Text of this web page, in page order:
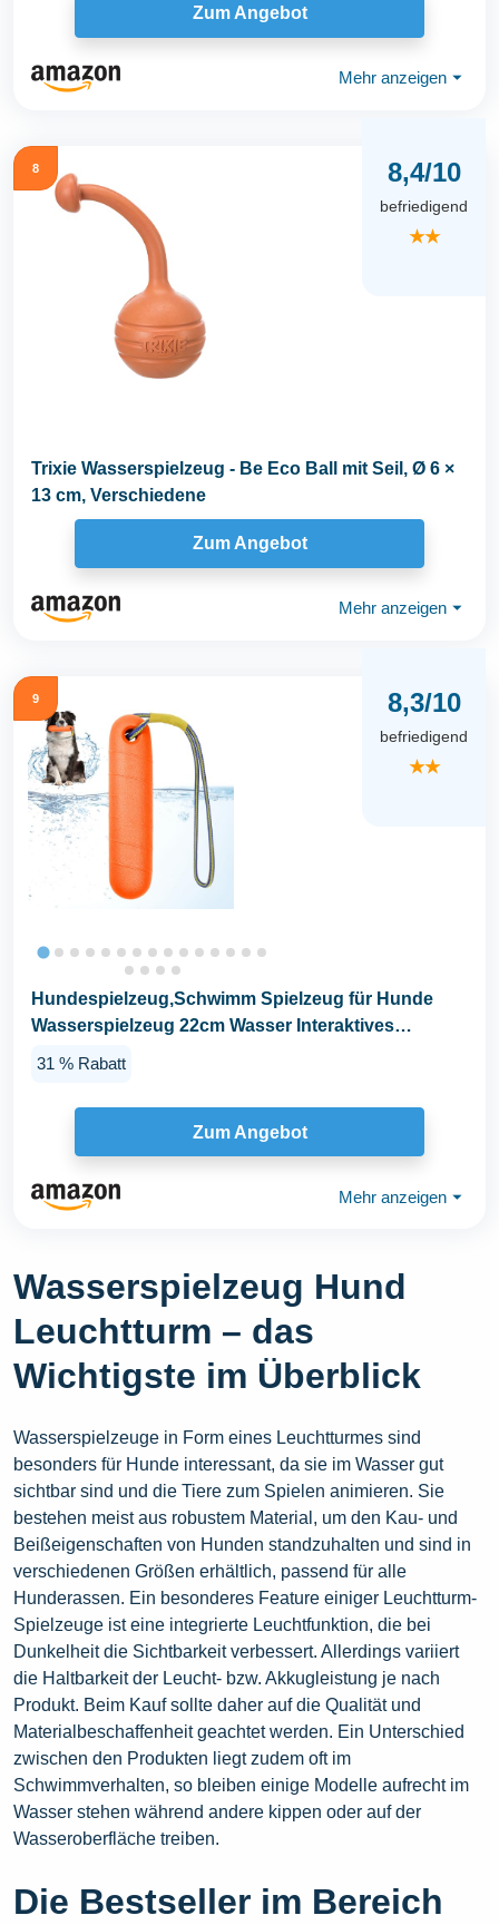
Zum Angebot
Mehr anzeigen ⏷
8 8,4/10
befriedigend
★★
Trixie Wasserspielzeug - Be Eco Ball mit Seil, Ø 6 ×
13 cm, Verschiedene
Zum Angebot
Mehr anzeigen ⏷
9 8,3/10
befriedigend
★★
Hundespielzeug,Schwimm Spielzeug für Hunde
Wasserspielzeug 22cm Wasser Interaktives
31 % Rabatt
Zum Angebot
Mehr anzeigen ⏷
Wasserspielzeug Hund
Leuchtturm – das
Wichtigste im Überblick
Wasserspielzeuge in Form eines Leuchtturmes sind
besonders für Hunde interessant, da sie im Wasser gut
sichtbar sind und die Tiere zum Spielen animieren. Sie
bestehen meist aus robustem Material, um den Kau- und
Beißeigenschaften von Hunden standzuhalten und sind in
verschiedenen Größen erhältlich, passend für alle
Hunderassen. Ein besonderes Feature einiger Leuchtturm-
Spielzeuge ist eine integrierte Leuchtfunktion, die bei
Dunkelheit die Sichtbarkeit verbessert. Allerdings variiert
die Haltbarkeit der Leucht- bzw. Akkugleistung je nach
Produkt. Beim Kauf sollte daher auf die Qualität und
Materialbeschaffenheit geachtet werden. Ein Unterschied
zwischen den Produkten liegt zudem oft im
Schwimmverhalten, so bleiben einige Modelle aufrecht im
Wasser stehen während andere kippen oder auf der
Wasseroberfläche treiben.
Die Bestseller im Bereich